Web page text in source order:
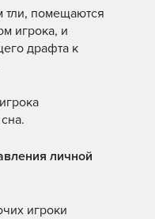
тли, помещаются
игрока, и
драфта к
личной
игроки